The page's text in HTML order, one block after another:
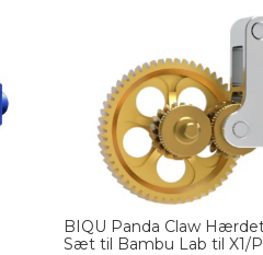
BIQU Panda Claw
Sæt til Bambu Lab til X1/